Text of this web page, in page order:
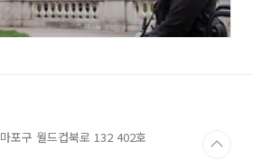
포구 월드컵북로 132 402호